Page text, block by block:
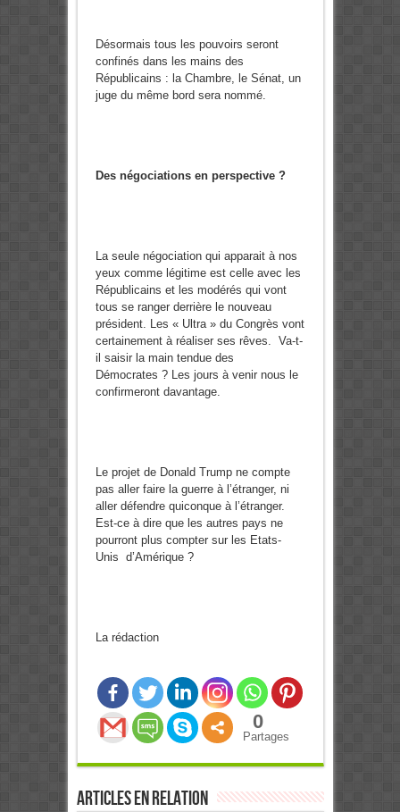
Désormais tous les pouvoirs seront
confinés dans les mains des
Républicains : la Chambre, le Sénat, un
juge du même bord sera nommé.
Des négociations en perspective ?
La seule négociation qui apparait à nos
yeux comme légitime est celle avec les
Républicains et les modérés qui vont
tous se ranger derrière le nouveau
président. Les « Ultra » du Congrès vont
certainement à réaliser ses rêves. Va-t-
il saisir la main tendue des
Démocrates ? Les jours à venir nous le
confirmeront davantage.
Le projet de Donald Trump ne compte
pas aller faire la guerre à l’étranger, ni
aller défendre quiconque à l’étranger.
Est-ce à dire que les autres pays ne
pourront plus compter sur les Etats-
Unis d’Amérique ?
La rédaction
0
Partages
Articles en relation